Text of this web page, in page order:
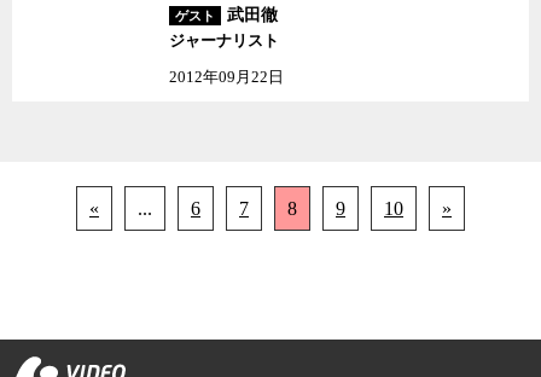
ゲスト
武田徹
ジャーナリスト
2012年09月22日
« ... 6 7 8 9 10 »